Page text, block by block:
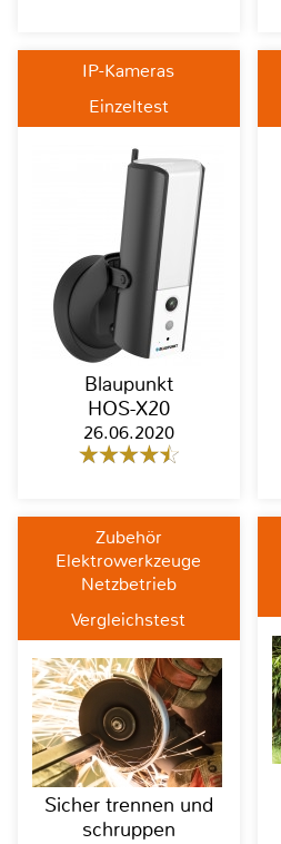
IP-Kameras
Einzeltest
Blaupunkt
HOS-X20
26.06.2020
Zubehör
Elektrowerkzeuge
Netzbetrieb
Vergleichstest
Sicher trennen und
schruppen